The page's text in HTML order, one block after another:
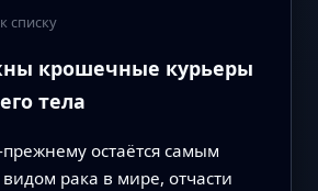
списку
крошечные курьеры
тела
остаётся самым
рака в мире, отчасти